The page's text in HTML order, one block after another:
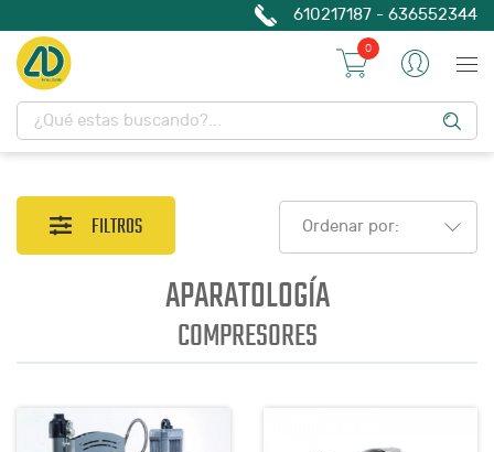
610217187 - 636552344
0
FILTROS Ordenar por:
APARATOLOGÍA
COMPRESORES